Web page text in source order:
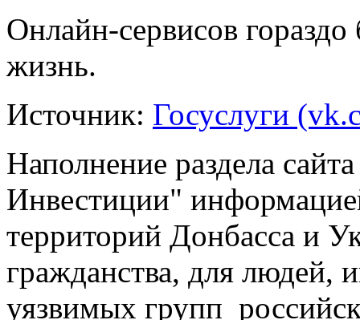
Онлайн-сервисов
жизнь.
Источник: Госуслуги
Наполнение раздела
Инвестиции"
территорий Донбасса и
гражданства, для
уязвимых групп